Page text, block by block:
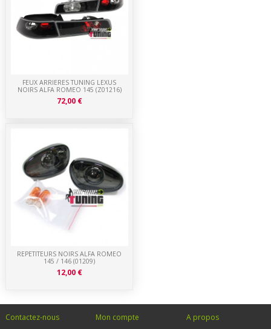
REPETITEURS NOIRS ALFA ROMEO
145 / 146 (01209)
12,00 €
FEUX ARRIERES TUNING LEXUS
NOIRS ALFA ROMEO 145 (Z01216)
72,00 €
Contactez-nous Mon compte A propos